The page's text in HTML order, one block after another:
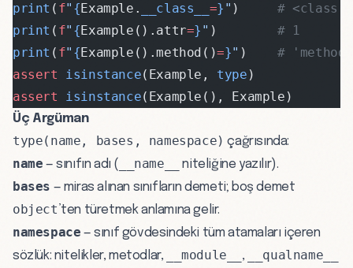
print ( f" { Example. __class__ =} " ) # <class
print ( f" { Example().attr=} " ) # 1
print ( f" { Example().method()=}" ) # 'method'
assert isinstance(Example, type )
assert isinstance(Example(), Example)
Üç Argüman
type(name, bases, namespace) çağrısında:
name — sınıfın adı ( __name__ niteliğine yazılır).
bases — miras alınan sınıfların demeti; boş demet
object’ten türetmek anlamına gelir.
namespace — sınıf gövdesindeki tüm atamaları içeren
sözlük: nitelikler, metodlar,
__module__ , __qualname__